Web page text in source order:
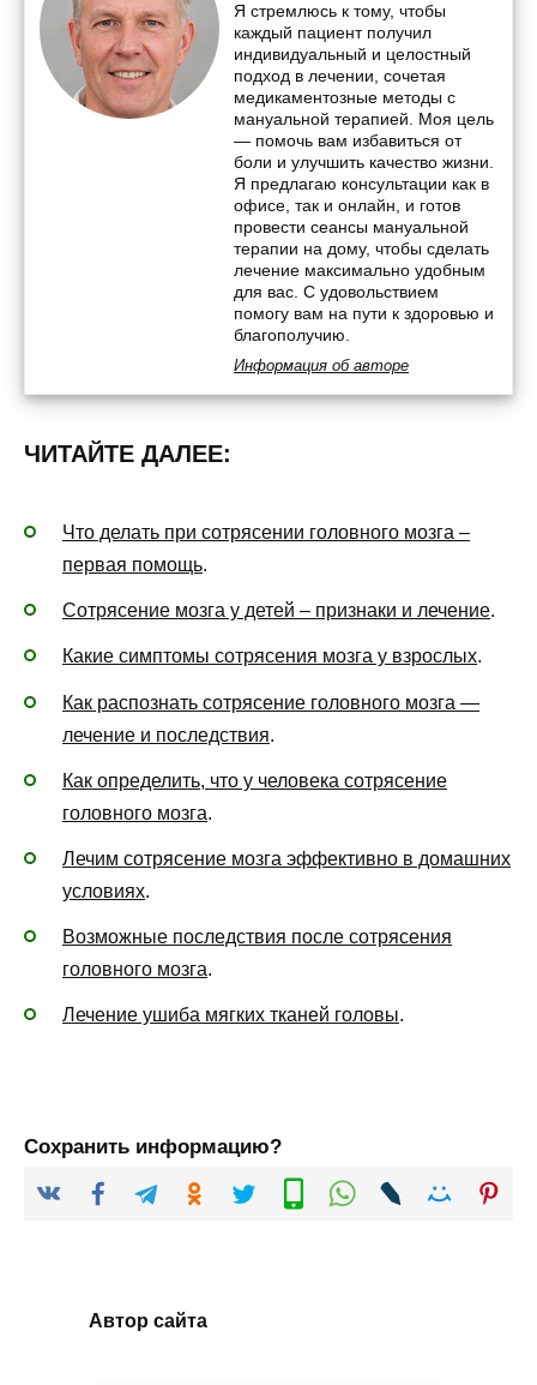
Я стремлюсь к тому, чтобы
каждый пациент получил
индивидуальный и целостный
подход в лечении, сочетая
медикаментозные методы с
мануальной терапией. Моя цель
— помочь вам избавиться от
боли и улучшить качество жизни.
Я предлагаю консультации как в
офисе, так и онлайн, и готов
провести сеансы мануальной
терапии на дому, чтобы сделать
лечение максимально удобным
для вас. С удовольствием
помогу вам на пути к здоровью и
благополучию.
Информация об авторе
ЧИТАЙТЕ ДАЛЕЕ:
Что делать при сотрясении головного мозга –
первая помощь.
Сотрясение мозга у детей – признаки и лечение.
Какие симптомы сотрясения мозга у взрослых.
Как распознать сотрясение головного мозга —
лечение и последствия.
Как определить, что у человека сотрясение
головного мозга.
Лечим сотрясение мозга эффективно в домашних
условиях.
Возможные последствия после сотрясения
головного мозга.
Лечение ушиба мягких тканей головы.
Сохранить информацию?
Автор сайта